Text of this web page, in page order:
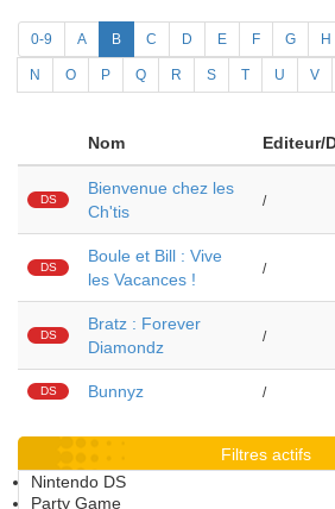
0-9 A B C D E F G H
N O P Q R S T U V
Nom Editeur/
DS
Bienvenue chez les
Ch'tis
/
DS
Boule et Bill : Vive
les Vacances !
/
DS
Bratz : Forever
Diamondz
/
DS Bunnyz /
Filtres actifs
Nintendo DS
Party Game